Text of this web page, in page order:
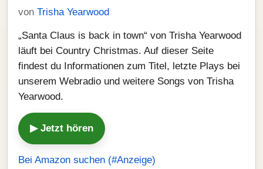
von Trisha Yearwood
„Santa Claus is back in town“ von Trisha Yearwood
läuft bei Country Christmas. Auf dieser Seite
findest du Informationen zum Titel, letzte Plays bei
unserem Webradio und weitere Songs von Trisha
Yearwood.
▶ Jetzt hören
Bei Amazon suchen (#Anzeige)